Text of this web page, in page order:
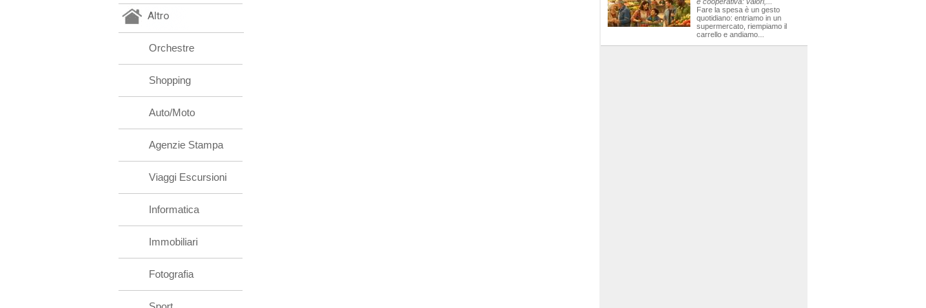
Altro
Orchestre
Shopping
Auto/Moto
Agenzie Stampa
Viaggi Escursioni
Informatica
Immobiliari
Fotografia
Fare la spesa è un gesto
quotidiano: entriamo in un
supermercato, riempiamo il
carrello e andiamo...